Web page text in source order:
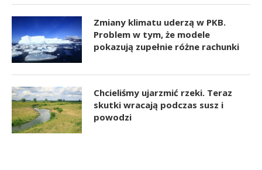
Zmiany klimatu uderzą w PKB.
Problem w tym, że modele
pokazują zupełnie różne rachunki
Chcieliśmy ujarzmić rzeki. Teraz
skutki wracają podczas susz i
powodzi